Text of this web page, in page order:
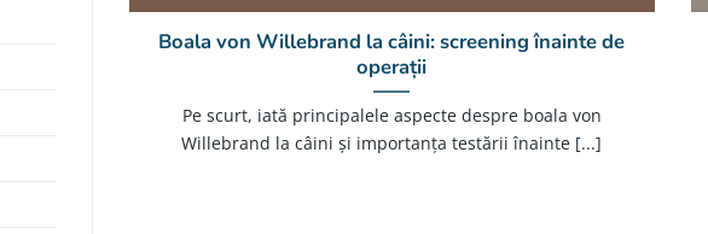
Boala von Willebrand la câini: screening înainte de
operații
Pe scurt, iată principalele aspecte despre boala von
Willebrand la câini și importanța testării înainte [...]